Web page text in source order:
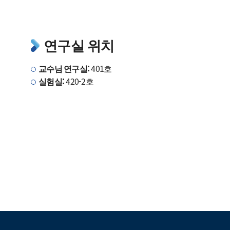
연구실 위치
교수님 연구실:401호
실험실:420-2호